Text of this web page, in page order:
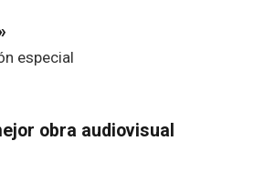
especial
obra audiovisual